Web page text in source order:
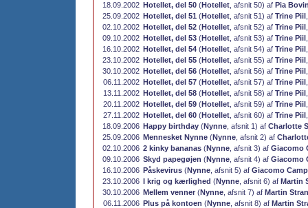
18.09.2002 Hotellet, del 50 (Hotellet , afsnit 50) af Pia
25.09.2002 Hotellet, del 51 (Hotellet , afsnit 51) af Trine Piil
02.10.2002 Hotellet, del 52 (Hotellet , afsnit 52) af Trine Piil
09.10.2002 Hotellet, del 53 (Hotellet , afsnit 53) af Trine Piil
16.10.2002 Hotellet, del 54 (Hotellet , afsnit 54) af Trine Piil
23.10.2002 Hotellet, del 55 (Hotellet , afsnit 55) af Trine Piil
30.10.2002 Hotellet, del 56 (Hotellet , afsnit 56) af Trine Piil
06.11.2002 Hotellet, del 57 (Hotellet , afsnit 57) af Trine Piil
13.11.2002 Hotellet, del 58 (Hotellet , afsnit 58) af Trine Piil
20.11.2002 Hotellet, del 59 (Hotellet , afsnit 59) af Trine Piil
27.11.2002 Hotellet, del 60 (Hotellet , afsnit 60) af Trine Piil
18.09.2006 Happy birthday (Nynne , afsnit 1) af Charlotte
25.09.2006 Mennesket Nynne (Nynne , afsnit 2) af
02.10.2006 2 kinky bananas (Nynne , afsnit 3) af Giacomo
09.10.2006 Skyd papegøjen (Nynne , afsnit 4) af Giacomo
16.10.2006 Påskevirus (Nynne , afsnit 5) af Giacomo
23.10.2006 I krig og kærlighed (Nynne , afsnit 6) af Martin
30.10.2006 Mellem venner (Nynne , afsnit 7) af Martin
06.11.2006 Plus på kontoen (Nynne , afsnit 8) af Martin